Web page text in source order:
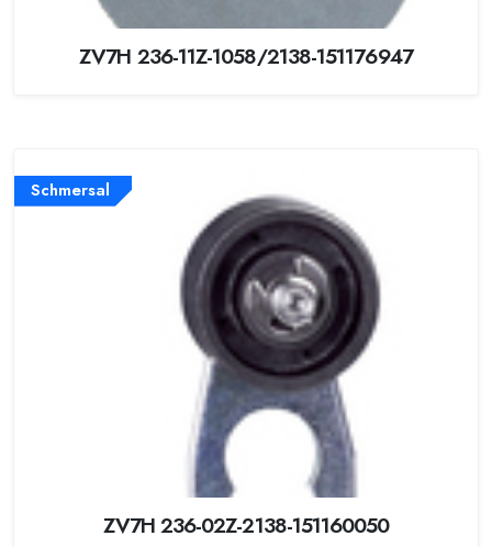
ZV7H 236-11Z-1058/2138-151176947
Schmersal
ZV7H 236-02Z-2138-151160050